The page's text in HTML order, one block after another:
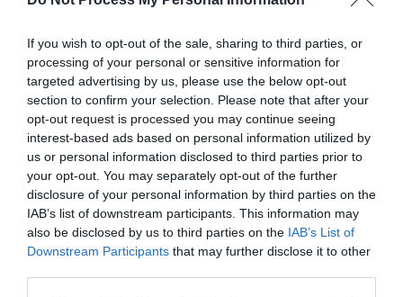
If you wish to opt-out of the sale, sharing to third parties, or
processing of your personal or sensitive information for
targeted advertising by us, please use the below opt-out
section to confirm your selection. Please note that after your
opt-out request is processed you may continue seeing
interest-based ads based on personal information utilized by
us or personal information disclosed to third parties prior to
your opt-out. You may separately opt-out of the further
disclosure of your personal information by third parties on the
IAB’s list of downstream participants. This information may
also be disclosed by us to third parties on the IAB’s List of
Downstream Participants that may further disclose it to other
Öffnungszeiten
Diese Veranstaltung hat leider bereits
statgefunden